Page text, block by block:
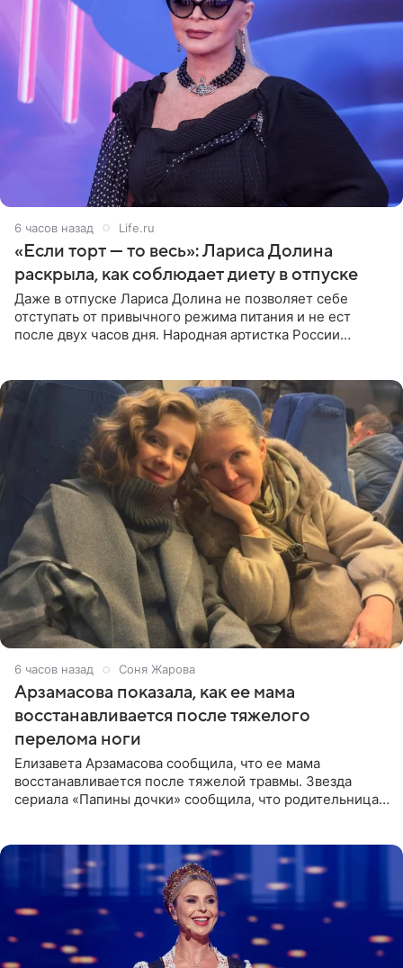
6 часов назад Life.ru
«Если торт — то весь»: Лариса Долина
раскрыла, как соблюдает диету в отпуске
Даже в отпуске Лариса Долина не позволяет себе
отступать от привычного режима питания и не ест
после двух часов дня. Народная артистка России
6 часов назад Соня Жарова
Арзамасова показала, как ее мама
восстанавливается после тяжелого
перелома ноги
Елизавета Арзамасова сообщила, что ее мама
восстанавливается после тяжелой травмы. Звезда
сериала «Папины дочки» сообщила, что родительница